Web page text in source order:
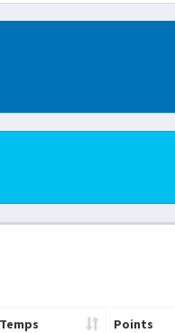
Temps Points